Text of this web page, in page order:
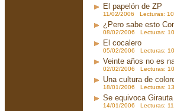
El papelón de ZP
11/02/2006 Lecturas:
¿Pero sabe esto
08/02/2006 Lecturas:
El cocalero
05/02/2006 Lecturas:
Veinte años no es
02/02/2006 Lecturas:
Una cultura de
18/01/2006 Lecturas:
Se equivoca Girauta
14/01/2006 Lecturas: